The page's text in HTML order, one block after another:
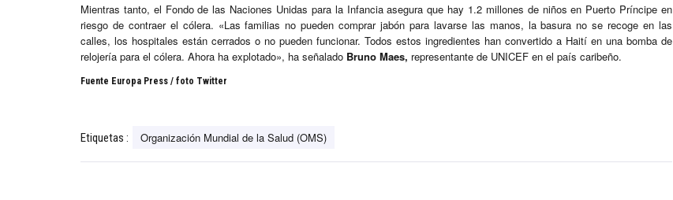
Mientras tanto, el Fondo de las Naciones Unidas para la Infancia asegura que hay 1.2 millones de niños en Puerto Príncipe en
riesgo de contraer el cólera. «Las familias no pueden comprar jabón para lavarse las manos, la basura no se recoge en las
calles, los hospitales están cerrados o no pueden funcionar. Todos estos ingredientes han convertido a Haití en una bomba de
relojería para el cólera. Ahora ha explotado», ha señalado Bruno Maes, representante de UNICEF en el país caribeño.
Fuente Europa Press / foto Twitter
Etiquetas : Organización Mundial de la Salud (OMS)